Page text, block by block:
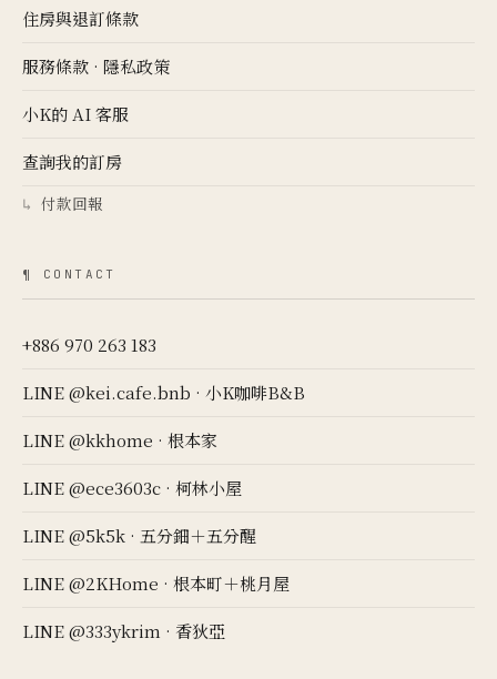
住房與退訂條款
服務條款 · 隱私政策
小K的 AI 客服
查詢我的訂房
↳ 付款回報
¶ CONTACT
+886 970 263 183
LINE @kei.cafe.bnb · 小K咖啡B&B
LINE @kkhome · 根本家
LINE @ece3603c · 柯林小屋
LINE @5k5k · 五分鈿＋五分醒
LINE @2KHome · 根本町＋桃月屋
LINE @333ykrim · 香狄亞